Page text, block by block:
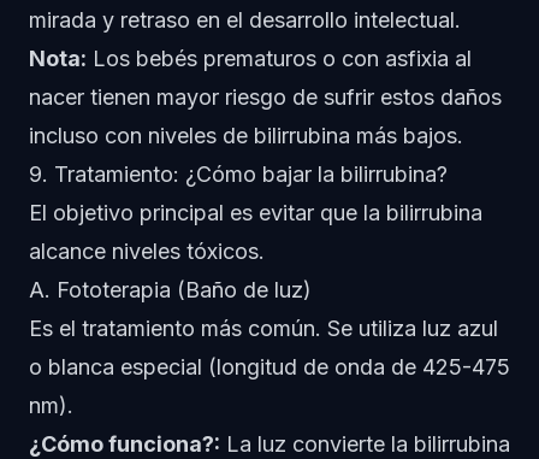
mirada y retraso en el desarrollo intelectual.
Nota: Los bebés prematuros o con asfixia al
nacer tienen mayor riesgo de sufrir estos daños
incluso con niveles de bilirrubina más bajos.
9. Tratamiento: ¿Cómo bajar la bilirrubina?
El objetivo principal es evitar que la bilirrubina
alcance niveles tóxicos.
A. Fototerapia (Baño de luz)
Es el tratamiento más común. Se utiliza luz azul
o blanca especial (longitud de onda de 425-475
nm).
¿Cómo funciona?: La luz convierte la bilirrubina